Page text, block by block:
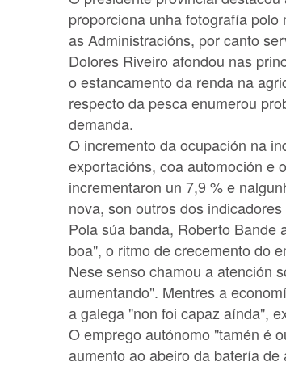
proporciona unha fotografía
as Administracións, por canto
Dolores Riveiro afondou nas
o estancamento da renda na
respecto da pesca enumerou
demanda.
O incremento da ocupación na
exportacións, coa automoción e
incrementaron un 7,9 % e
nova, son outros dos
Pola súa banda, Roberto Bande
boa", o ritmo de crecemento do
Nese senso chamou a atención
aumentando". Mentres a
a galega "non foi capaz aínda",
O emprego autónomo "tamén é
aumento ao abeiro da batería